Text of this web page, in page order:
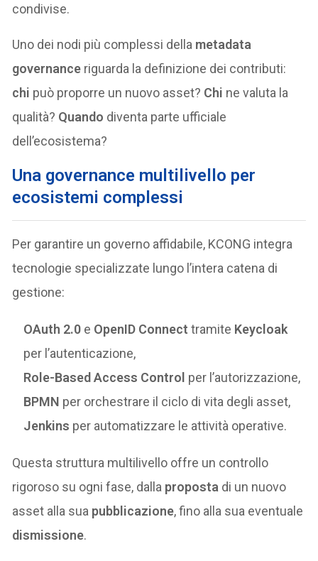
condivise.
Uno dei nodi più complessi della metadata
governance riguarda la definizione dei contributi:
chi può proporre un nuovo asset? Chi ne valuta la
qualità? Quando diventa parte ufficiale
dell’ecosistema?
Una governance multilivello per
ecosistemi complessi
Per garantire un governo affidabile, KCONG integra
tecnologie specializzate lungo l’intera catena di
gestione:
OAuth 2.0 e OpenID Connect tramite Keycloak
per l’autenticazione,
Role-Based Access Control per l’autorizzazione,
BPMN per orchestrare il ciclo di vita degli asset,
Jenkins per automatizzare le attività operative.
Questa struttura multilivello offre un controllo
rigoroso su ogni fase, dalla proposta di un nuovo
asset alla sua pubblicazione, fino alla sua eventuale
dismissione.